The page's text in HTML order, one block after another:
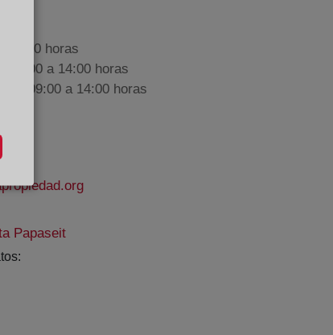
17:00 horas
09:00 a 14:00 horas
de 09:00 a 14:00 horas
Papaseit